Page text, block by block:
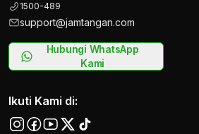
1500-489
support@jamtangan.com
Hubungi WhatsApp
Kami
Ikuti Kami di: